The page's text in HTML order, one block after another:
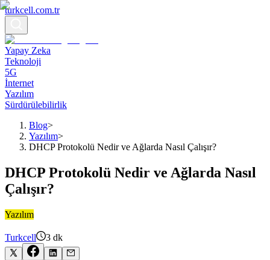
turkcell.com.tr
Yapay Zeka
Teknoloji
5G
İnternet
Yazılım
Sürdürülebilirlik
Blog>
Yazılım>
DHCP Protokolü Nedir ve Ağlarda Nasıl Çalışır?
DHCP Protokolü Nedir ve Ağlarda Nasıl
Çalışır?
Yazılım
Turkcell 3 dk